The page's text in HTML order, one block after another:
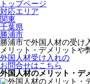
トップページ
対応エリア
関東
千葉県
勝浦市
勝浦市で外国人材の受け
メリット・デメリットや
外国人材受け入れの
お問合せはこちら
外国人材のメリット・デ